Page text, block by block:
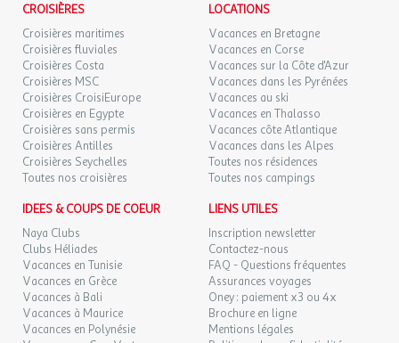
Cafetière : 1
Nombre de pièces : 1
Plaque de cuisson : 1
Logement non fumeur
Rez-de-chaussée
Ménage fin de séjour : en supplément
Parking
Ancienneté : 2 ANS
Exposition : Sud
Animaux non Admis
Vaisselle et couverts
Etendoir à linge
Chauffage
Table extérieure
Parasol
Chaise longue
Detecteur fumée.
10
SEPT.
79 €
12/09/2026
VEN.
11
SEPT.
79 €
Retour le
SAM.
12
SEPT.
79 €
Retour le
14/09/2026
DIM.
13
SEPT.
79 € /hébergement
LUN.
14
SEPT.
79 €
Retour le
16/09/2026
15 79 €/hébergement
CROISIÈRES
Croisières maritimes
Croisières fluviales
Croisières Costa
Croisières MSC
Croisières CroisiEurope
Croisières en Egypte
Croisières sans permis
Croisières Antilles
Croisières Seychelles
Toutes nos croisières
LOCATIONS
Vacances en Bretagne
Vacances en Corse
Vacances sur la Côte d'Azur
Vacances dans les Pyrénées
Vacances au ski
Vacances en Thalasso
Vacances côte Atlantique
Vacances dans les Alpes
Toutes nos résidences
Toutes nos campings
IDEES & COUPS DE COEUR
Naya Clubs
Clubs Héliades
Vacances en Tunisie
Vacances en Grèce
Vacances à Bali
Vacances à Maurice
Vacances en Polynésie
LIENS UTILES
Inscription newsletter
Contactez-nous
FAQ - Questions fréquentes
Assurances voyages
Oney : paiement x3 ou 4x
Brochure en ligne
Mentions légales